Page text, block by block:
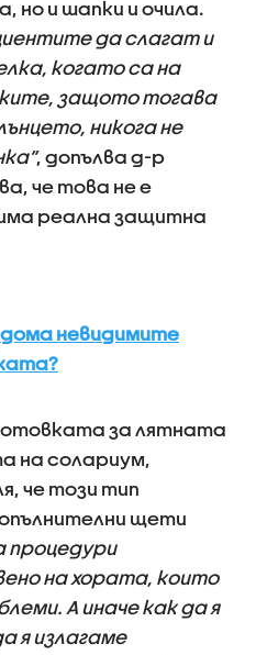
но и шапки и очила.
да слагат и
когато са на
защото тогава
никога не
, допълва д-р
че това не е
реална защитна
дома невидимите
за лятната
на солариум,
че този тип
щети
процедури
на хората, които
А иначе как да я
я излагаме